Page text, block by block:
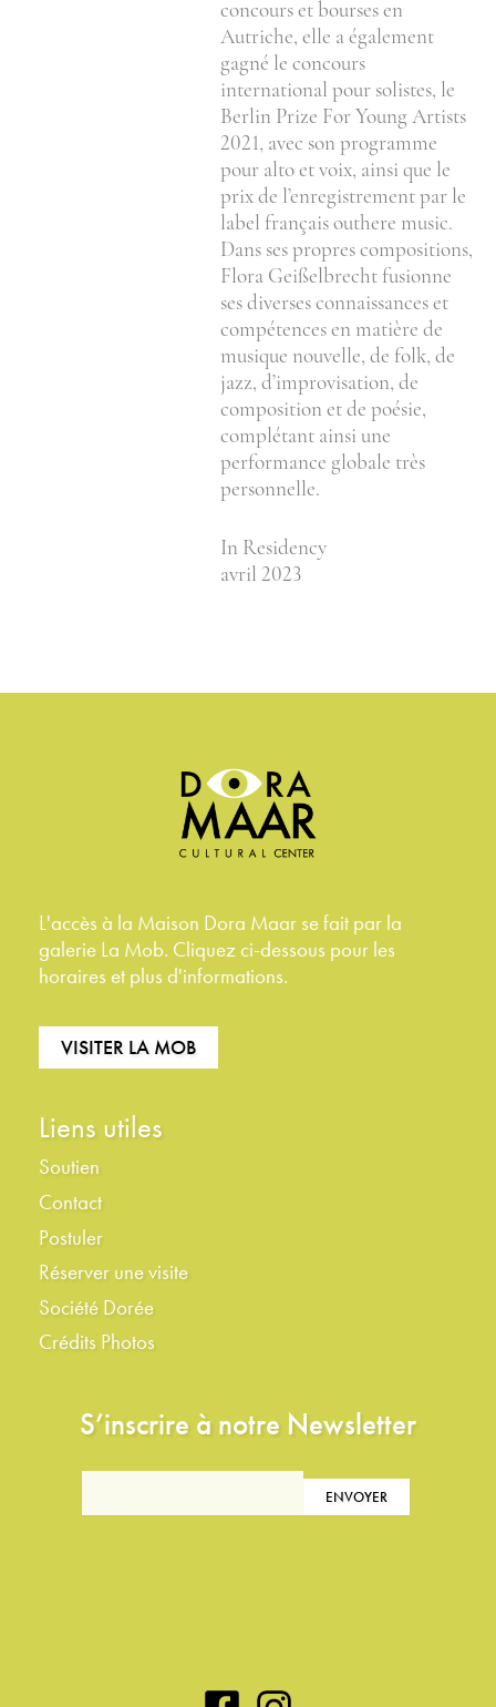
concours et bourses en
Autriche, elle a également
gagné le concours
international pour solistes, le
Berlin Prize For Young Artists
2021, avec son programme
pour alto et voix, ainsi que le
prix de l’enregistrement par le
label français outhere music.
Dans ses propres compositions,
Flora Geißelbrecht fusionne
ses diverses connaissances et
compétences en matière de
musique nouvelle, de folk, de
jazz, d’improvisation, de
composition et de poésie,
complétant ainsi une
performance globale très
personnelle.
In Residency
avril 2023
L'accès à la Maison Dora Maar se fait par la
galerie La Mob. Cliquez ci-dessous pour les
horaires et plus d'informations.
VISITER LA MOB
Liens utiles
Soutien
Contact
Postuler
Réserver une visite
Société Dorée
Crédits Photos
S’inscrire à notre Newsletter